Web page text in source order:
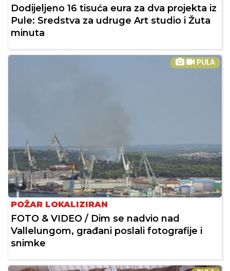
Dodijeljeno 16 tisuća eura za dva projekta iz
Pule: Sredstva za udruge Art studio i Žuta
minuta
PULA
POŽAR LOKALIZIRAN
FOTO & VIDEO / Dim se nadvio nad
Vallelungom, građani poslali fotografije i
snimke